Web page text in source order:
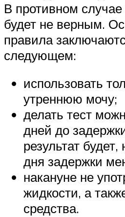
В противном случае
будет не верным.
правила
следующем:
использовать
утреннюю мочу;
делать тест
дней до
результат
дня задержки
накануне не
жидкости, а
средства.